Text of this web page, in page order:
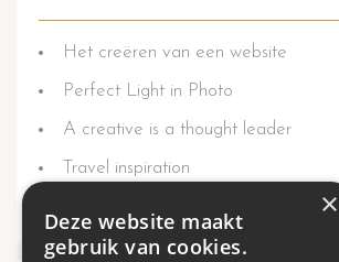
Het creëren van een website
Perfect Light in Photo
A creative is a thought leader
Travel inspiration
×
Deze website maakt
gebruik van cookies.